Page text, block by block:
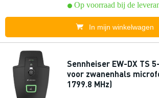
Op voorraad bij de
In mijn winkelwagen
Sennheiser EW-DX TS
voor zwanenhals
1799.8 MHz)